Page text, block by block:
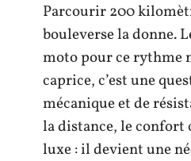
Parcourir 200
bouleverse la donne.
moto pour ce rythme
caprice, c’est une
mécanique et de
la distance, le confort
luxe : il devient une